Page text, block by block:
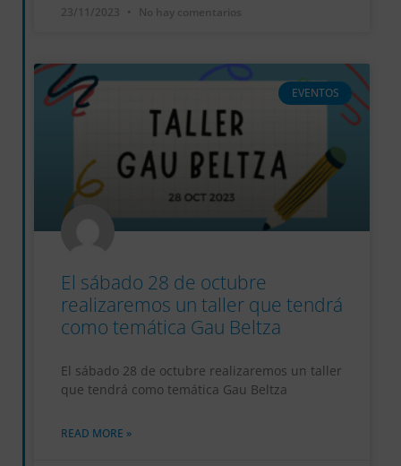
23/11/2023 No hay comentarios
EVENTOS
El sábado 28 de octubre
realizaremos un taller que tendrá
como temática Gau Beltza
El sábado 28 de octubre realizaremos un taller
que tendrá como temática Gau Beltza
READ MORE »